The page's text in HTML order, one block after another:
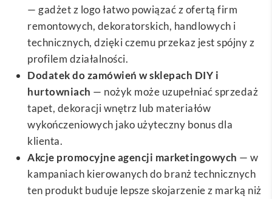
— gadżet z logo łatwo powiązać z ofertą firm
remontowych, dekoratorskich, handlowych i
technicznych, dzięki czemu przekaz jest spójny z
profilem działalności.
Dodatek do zamówień w sklepach DIY i
hurtowniach — nożyk może uzupełniać sprzedaż
tapet, dekoracji wnętrz lub materiałów
wykończeniowych jako użyteczny bonus dla
klienta.
Akcje promocyjne agencji marketingowych — w
kampaniach kierowanych do branż technicznych
ten produkt buduje lepsze skojarzenie z marką niż